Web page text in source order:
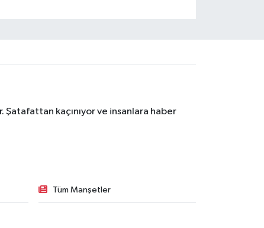
kaçınıyor ve insanlara haber
Tüm Manşetler